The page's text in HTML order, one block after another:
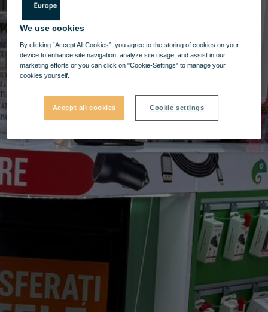
We use cookies
By clicking “Accept All Cookies”, you agree to the storing of cookies on your
device to enhance site navigation, analyze site usage, and assist in our
marketing efforts or you can click on "Cookie-Settings" to manage your
cookies yourself.
Accept all cookies Cookie settings